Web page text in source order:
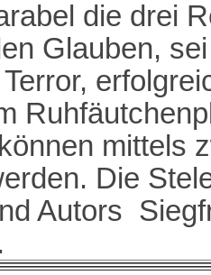
die drei
Glauben,
mittels
Die
Autors